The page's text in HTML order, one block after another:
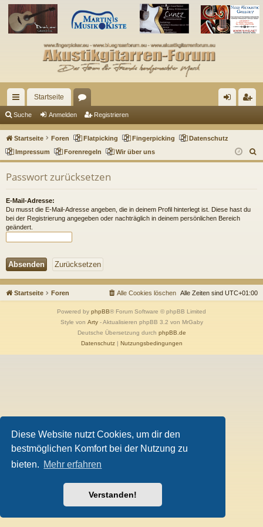
Diese Website nutzt Cookies, um dir den
bestmöglichen Komfort bei der Nutzung zu
bieten. Mehr erfahren
Verstanden!
ch
ne
llz
Startseite
en m ist
rie
Suche Anmelden Registrieren
Startseite Foren Flatpicking Fingerpicking
Datenschutz
Impressum
Forenregeln Wir über uns
u
Passwort zurücksetzen
E-Mail-Adresse:
Du musst die E-Mail-Adresse angeben, die in deinem Profil hinterlegt ist. Diese hast du
bei der Registrierung angegeben oder nachträglich in deinem persönlichen Bereich
geändert.
Startseite Foren Alle Zeiten sind UTC+01:00
Alle Cookies löschen
Powered by phpBB® Forum Software © phpBB Limited
Style von Arty- Aktualisieren phpBB 3.2 von MrGaby
Deutsche Übersetzung durch phpBB.de
Datenschutz| Nutzungsbedingungen